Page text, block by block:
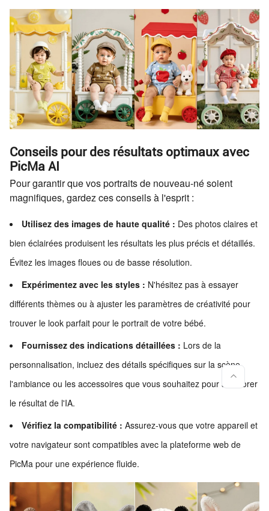
Conseils pour des résultats optimaux avec
PicMa AI
Pour garantir que vos portraits de nouveau-né soient
magnifiques, gardez ces conseils à l'esprit :
Utilisez des images de haute qualité : Des photos claires et
bien éclairées produisent les résultats les plus précis et détaillés.
Évitez les images floues ou de basse résolution.
Expérimentez avec les styles : N'hésitez pas à essayer
différents thèmes ou à ajuster les paramètres de créativité pour
trouver le look parfait pour le portrait de votre bébé.
Fournissez des indications détaillées : Lors de la
personnalisation, incluez des détails spécifiques sur la scène,
l'ambiance ou les accessoires que vous souhaitez pour améliorer
le résultat de l'IA.
Vérifiez la compatibilité : Assurez-vous que votre appareil et
votre navigateur sont compatibles avec la plateforme web de
PicMa pour une expérience fluide.